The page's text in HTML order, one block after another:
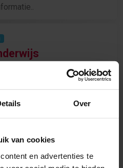
Over
van cookies
en advertenties te
controller in het
van je school vergroten.